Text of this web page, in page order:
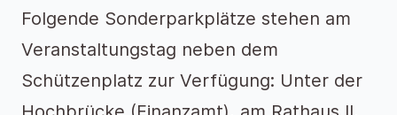
Folgende Sonderparkplätze stehen am
Veranstaltungstag neben dem
Schützenplatz zur Verfügung: Unter der